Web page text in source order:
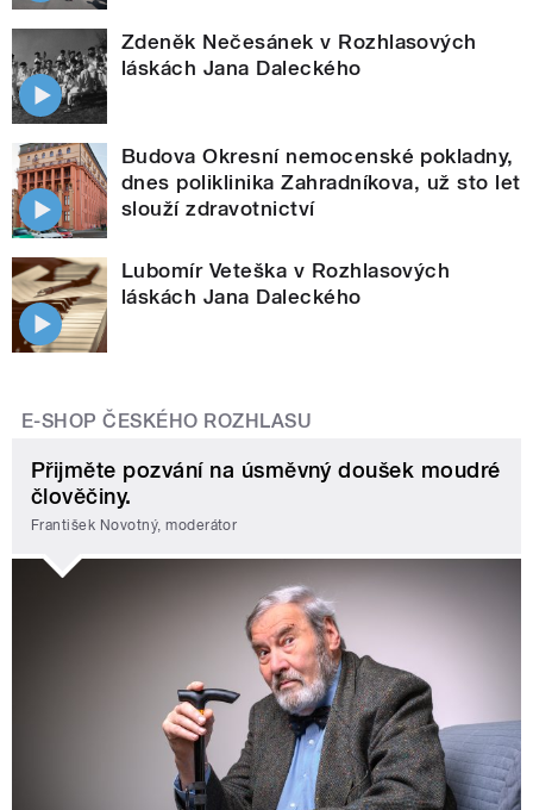
Zdeněk Nečesánek v Rozhlasových
láskách Jana Daleckého
Budova Okresní nemocenské pokladny,
dnes poliklinika Zahradníkova, už sto let
slouží zdravotnictví
Lubomír Veteška v Rozhlasových
láskách Jana Daleckého
E-SHOP ČESKÉHO ROZHLASU
Přijměte pozvání na úsměvný doušek moudré
člověčiny.
František Novotný, moderátor